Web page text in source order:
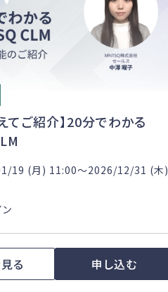
てご紹介】20分でわかる
19 (月) 11:00〜2026/12/31 (木)
る 申し込む